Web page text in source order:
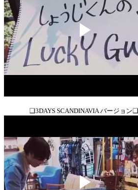
❑3DAYS SCANDINAVIA バージョン❑